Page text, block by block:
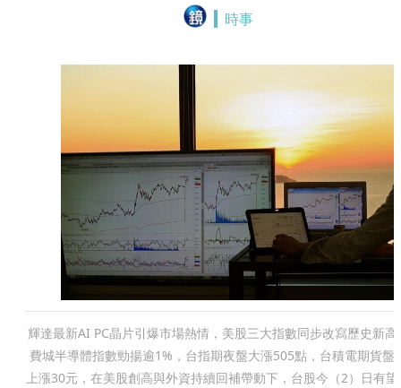
時事
輝達最新AI PC晶片引爆市場熱情，美股三大指數同步改寫歷史新高
費城半導體指數勁揚逾1%，台指期夜盤大漲505點，台積電期貨盤
上漲30元，在美股創高與外資持續回補帶動下，台股今（2）日有